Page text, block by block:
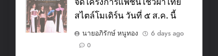
สไตล์โมเดิร์น วันที่ ๕ ส.ค. นี้
นายอภิรักษ์ หนูทอง
6 days ago
0